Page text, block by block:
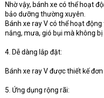
Nhờ vậy, bánh xe có thể hoạt
bảo dưỡng thường xuyên.
Bánh xe ray V có thể hoạt
nắng, mưa, gió bụi mà không bị
4. Dễ dàng lắp đặt:
Bánh xe ray V được thiết kế
5. Ứng dụng rộng rãi: